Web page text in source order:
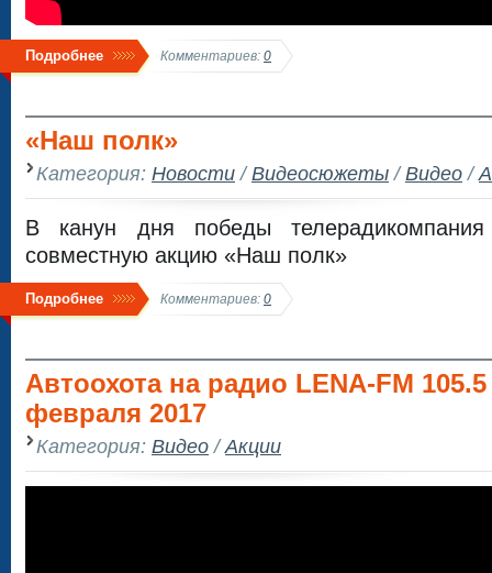
Подробнее Комментариев: 0
«Наш полк»
Категория: Новости/Видеосюжеты/Видео/
В канун дня победы телерадикомпания
совместную акцию «Наш полк»
Подробнее Комментариев: 0
Автоохота на радио LENA-FM
февраля 2017
Категория: Видео/Акции